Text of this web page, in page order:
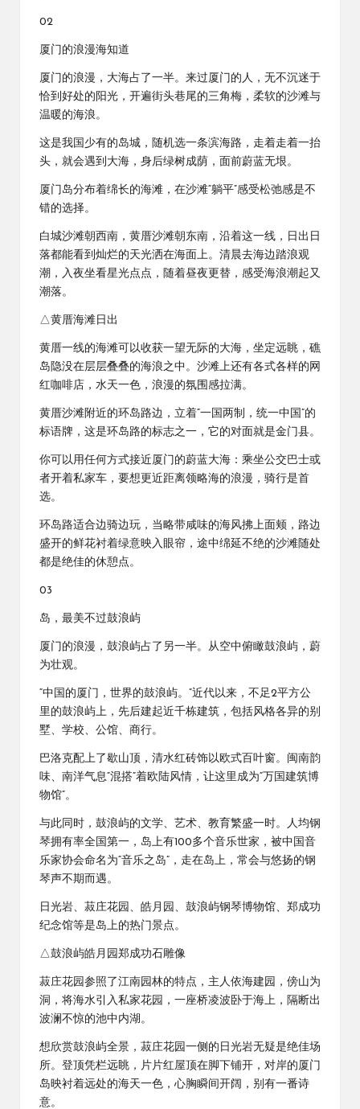
02
厦门的浪漫海知道
厦门的浪漫，大海占了一半。来过厦门的人，无不沉迷于
恰到好处的阳光，开遍街头巷尾的三角梅，柔软的沙滩与
温暖的海浪。
这是我国少有的岛城，随机选一条滨海路，走着走着一抬
头，就会遇到大海，身后绿树成荫，面前蔚蓝无垠。
厦门岛分布着绵长的海滩，在沙滩“躺平”感受松弛感是不
错的选择。
白城沙滩朝西南，黄厝沙滩朝东南，沿着这一线，日出日
落都能看到灿烂的天光洒在海面上。清晨去海边踏浪观
潮，入夜坐看星光点点，随着昼夜更替，感受海浪潮起又
潮落。
△黄厝海滩日出
黄厝一线的海滩可以收获一望无际的大海，坐定远眺，礁
岛隐没在层层叠叠的海浪之中。沙滩上还有各式各样的网
红咖啡店，水天一色，浪漫的氛围感拉满。
黄厝沙滩附近的环岛路边，立着“一国两制，统一中国”的
标语牌，这是环岛路的标志之一，它的对面就是金门县。
你可以用任何方式接近厦门的蔚蓝大海：乘坐公交巴士或
者开着私家车，要想更近距离领略海的浪漫，骑行是首
选。
环岛路适合边骑边玩，当略带咸味的海风拂上面颊，路边
盛开的鲜花衬着绿意映入眼帘，途中绵延不绝的沙滩随处
都是绝佳的休憩点。
03
岛，最美不过鼓浪屿
厦门的浪漫，鼓浪屿占了另一半。从空中俯瞰鼓浪屿，蔚
为壮观。
“中国的厦门，世界的鼓浪屿。”近代以来，不足2平方公
里的鼓浪屿上，先后建起近千栋建筑，包括风格各异的别
墅、学校、公馆、商行。
巴洛克配上了歇山顶，清水红砖饰以欧式百叶窗。闽南韵
味、南洋气息“混搭”着欧陆风情，让这里成为“万国建筑博
物馆”。
与此同时，鼓浪屿的文学、艺术、教育繁盛一时。人均钢
琴拥有率全国第一，岛上有100多个音乐世家，被中国音
乐家协会命名为“音乐之岛”，走在岛上，常会与悠扬的钢
琴声不期而遇。
日光岩、菽庄花园、皓月园、鼓浪屿钢琴博物馆、郑成功
纪念馆等是岛上的热门景点。
△鼓浪屿皓月园郑成功石雕像
菽庄花园参照了江南园林的特点，主人依海建园，傍山为
洞，将海水引入私家花园，一座桥凌波卧于海上，隔断出
波澜不惊的池中内湖。
想欣赏鼓浪屿全景，菽庄花园一侧的日光岩无疑是绝佳场
所。登顶凭栏远眺，片片红屋顶在脚下铺开，对岸的厦门
岛映衬着远处的海天一色，心胸瞬间开阔，别有一番诗
意。